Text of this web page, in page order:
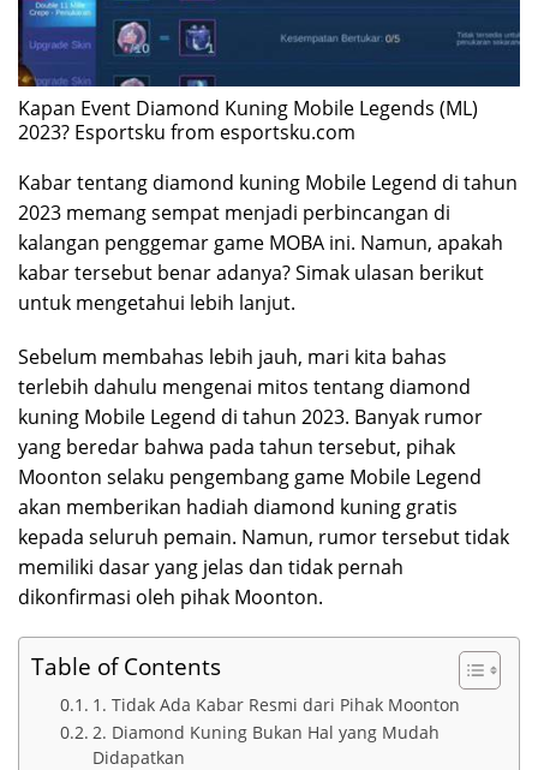
Kapan Event Diamond Kuning Mobile Legends (ML)
2023? Esportsku from esportsku.com
Kabar tentang diamond kuning Mobile Legend di tahun
2023 memang sempat menjadi perbincangan di
kalangan penggemar game MOBA ini. Namun, apakah
kabar tersebut benar adanya? Simak ulasan berikut
untuk mengetahui lebih lanjut.
Sebelum membahas lebih jauh, mari kita bahas
terlebih dahulu mengenai mitos tentang diamond
kuning Mobile Legend di tahun 2023. Banyak rumor
yang beredar bahwa pada tahun tersebut, pihak
Moonton selaku pengembang game Mobile Legend
akan memberikan hadiah diamond kuning gratis
kepada seluruh pemain. Namun, rumor tersebut tidak
memiliki dasar yang jelas dan tidak pernah
dikonfirmasi oleh pihak Moonton.
Table of Contents
1. Tidak Ada Kabar Resmi dari Pihak Moonton
2. Diamond Kuning Bukan Hal yang Mudah
Didapatkan